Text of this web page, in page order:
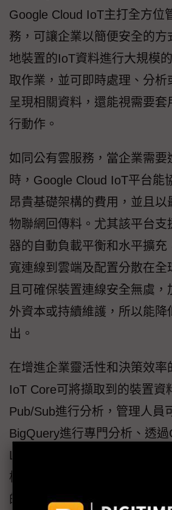
Google Cloud IoT主打全方位
務，可讓企業以簡便安全的方
地裝置的IoT資料進行大規模
取作業，並可即時處理、分析
呈現相關資料，還能視需要套
行動作。
如同公有雲服務，當企業需要
時，Google Cloud IoT平台能
昂貴基礎架構的費用，並且以
物聯網回傳料。尤其該平台支
器的自動負載平衡和水平擴充
寬連線到雲端及配置分散在全
且可確保裝置連線安全無虞
外資本或持續維護，所以能降
出。
在增進企業靈活性和決策效率
IoT Core可將擷取到的裝置資
Pub/Sub進行分析，管理人員
BigQuery進行專門分析、透
Learning Engine執行進階分析
模式，或是運用Google Data
的報告和資訊主頁，將 IoT資